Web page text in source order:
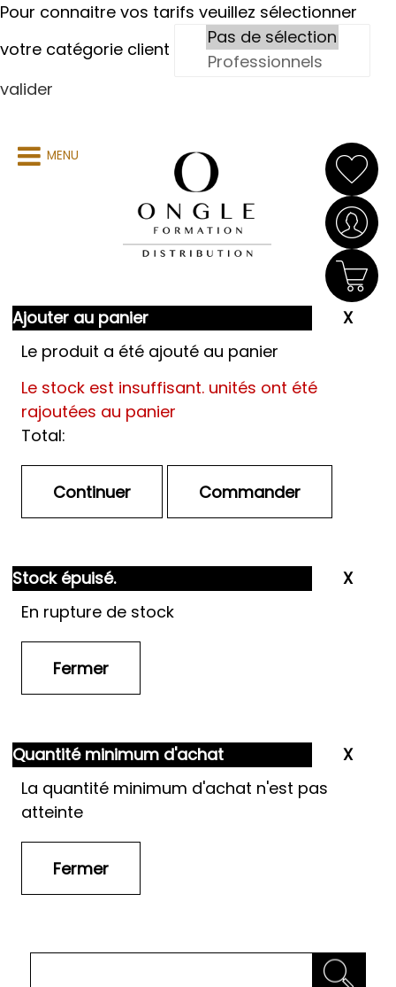
Pour connaitre vos tarifs veuillez sélectionner
votre catégorie client
valider
MENU
Ajouter au panier
Le produit a été ajouté au panier
Le stock est insuffisant. unités ont été
rajoutées au panier
Total:
Stock épuisé.
En rupture de stock
Quantité minimum d'achat
La quantité minimum d'achat n'est pas
atteinte